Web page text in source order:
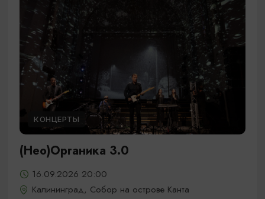
КОНЦЕРТЫ
(Нео)Органика 3.0
16.09.2026 20:00
Калининград, Собор на острове Канта